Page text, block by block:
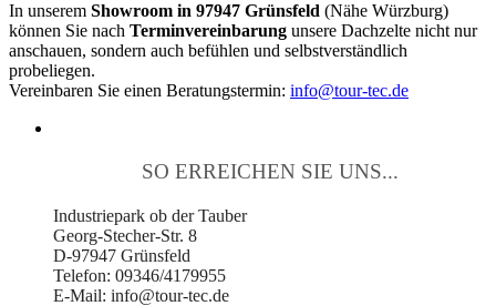
In unserem Showroom in 97947 Grünsfeld (Nähe Würzburg)
können Sie nach Terminvereinbarung unsere Dachzelte nicht nur
anschauen, sondern auch befühlen und selbstverständlich
probeliegen.
Vereinbaren Sie einen Beratungstermin: info@tour-tec.de
SO ERREICHEN SIE UNS...
Industriepark ob der Tauber
Georg-Stecher-Str. 8
D-97947 Grünsfeld
Telefon: 09346/4179955
E-Mail: info@tour-tec.de